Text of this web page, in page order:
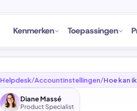
Kenmerken Toepassingen
Helpdesk/Accountinstellingen/Hoe kan
Diane Massé
Product Specialist